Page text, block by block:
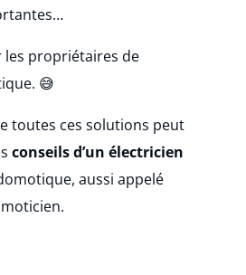
les propriétaires de
😅
toutes ces solutions peut
conseils d’un électricien
aussi appelé